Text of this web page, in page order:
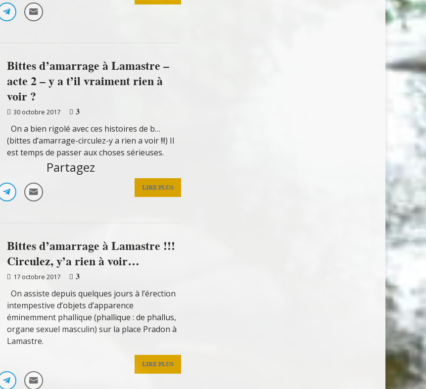
Bittes d’amarrage à Lamastre –
acte 2 – y a t’il vraiment rien à
voir ?
30 octobre 2017
3
On a bien rigolé avec ces histoires de b…
(bittes d’amarrage-circulez-y a rien a voir !!!) Il
est temps de passer aux choses sérieuses.
LIRE PLUS
Partagez
Bittes d’amarrage à Lamastre !!!
Circulez, y’a rien à voir…
17 octobre 2017
3
On assiste depuis quelques jours à l’érection
intempestive d’objets d’apparence
éminemment phallique (phallique : de phallus,
organe sexuel masculin) sur la place Pradon à
Lamastre.
LIRE PLUS